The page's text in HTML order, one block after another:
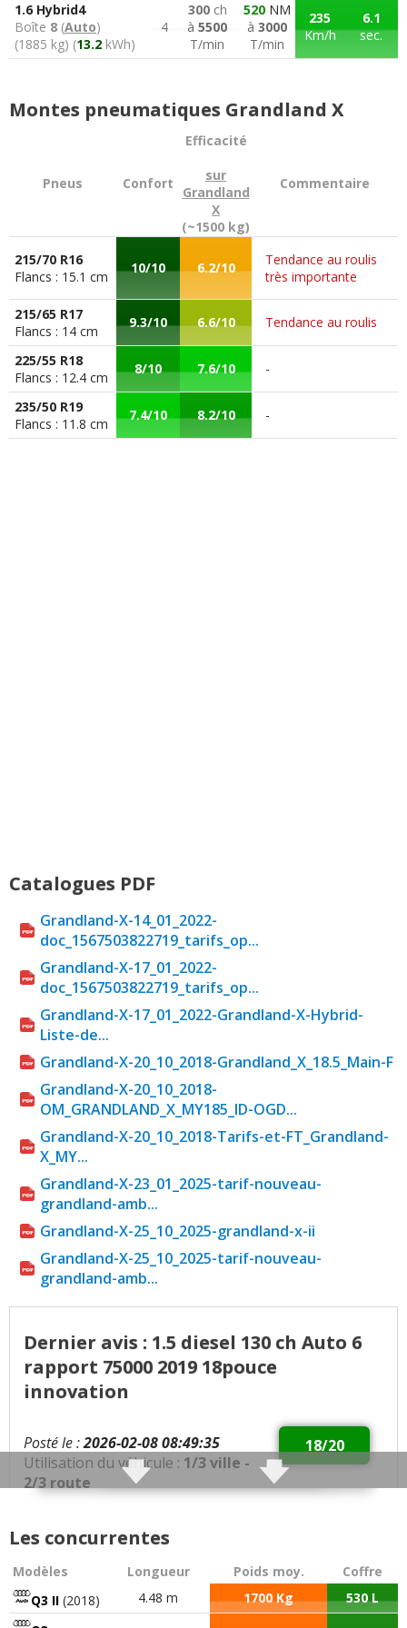
1.6 Hybrid4
Boîte 8 (Auto)
(1885 kg) (13.2 kWh)
4
300ch
à 5500
T/min
520 NM
à 3000
T/min
235
Km/h
6.1
sec.
Montes pneumatiques Grandland X
Pneus Confort
Efficacité
sur
Grandland
X
(~1500 kg)
Commentaire
215/70 R16
Flancs : 15.1 cm
10/10 6.2/10
Tendance au roulis
très importante
215/65 R17
Flancs : 14 cm
9.3/10 6.6/10 Tendance au roulis
225/55 R18
Flancs : 12.4 cm
8/10 7.6/10 -
235/50 R19
Flancs : 11.8 cm
7.4/10 8.2/10 -
Catalogues PDF
Grandland-X-14_01_2022-
doc_1567503822719_tarifs_op...
Grandland-X-17_01_2022-
doc_1567503822719_tarifs_op...
Grandland-X-17_01_2022-Grandland-X-Hybrid-
Liste-de...
Grandland-X-20_10_2018-Grandland_X_18.5_Main-F
Grandland-X-20_10_2018-
OM_GRANDLAND_X_MY185_ID-OGD...
Grandland-X-20_10_2018-Tarifs-et-FT_Grandland-
X_MY...
Grandland-X-23_01_2025-tarif-nouveau-
grandland-amb...
Grandland-X-25_10_2025-grandland-x-ii
Grandland-X-25_10_2025-tarif-nouveau-
grandland-amb...
Dernier avis : 1.5 diesel 130 ch Auto 6
rapport 75000 2019 18pouce
innovation
18/20
Posté le :2026-02-08 08:49:35
Utilisation du véhicule : 1/3 ville -
2/3 route
Bon véhicule familial
Défauts :
Fap changer a 70000
Consommation moyenne :6.2
Les concurrentes
Modèles Longueur Poids moy.
Coffre
Q3 II (2018) 4.48 m 1700 Kg
530 L